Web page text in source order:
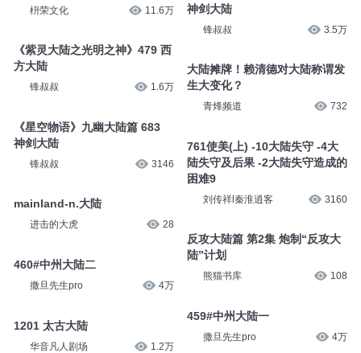
枡荣文化 11.6万
《紫灵大陆之光明之神》479 西
方大陆
锋叔叔 1.6万
《星空物语》九幽大陆篇 683
神剑大陆
锋叔叔 3146
mainland-n.大陆
进击的大虎 28
460#中州大陆二
撒旦先生pro 4万
1201 太古大陆
华音凡人剧场 1.2万
神剑大陆
锋叔叔 3.5万
大陆摊牌！赖清德对大陆称谓发
生大变化？
青烽频道 732
761使美(上) -10大陆失守 -4大
陆失守及后果 -2大陆失守造成的
困难9
刘传祥l秦淮逍客 3160
反攻大陆篇 第2集 炮制“反攻大
陆”计划
熊猫书库 108
459#中州大陆一
撒旦先生pro 4万